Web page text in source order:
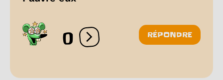
0 Ouvrir les réactions
RÉPONDRE